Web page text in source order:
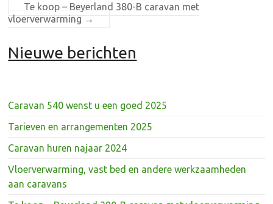
Te koop – Beyerland 380-B caravan met
vloerverwarming →
Nieuwe berichten
Caravan 540 wenst u een goed 2025
Tarieven en arrangementen 2025
Caravan huren najaar 2024
Vloerverwarming, vast bed en andere werkzaamheden
aan caravans